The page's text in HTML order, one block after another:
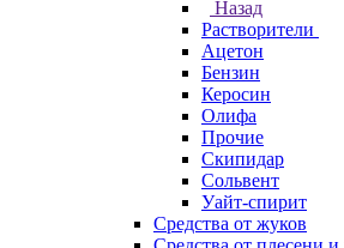
Назад
Растворители
Ацетон
Бензин
Керосин
Олифа
Прочие
Скипидар
Сольвент
Уайт-спирит
Средства от жуков